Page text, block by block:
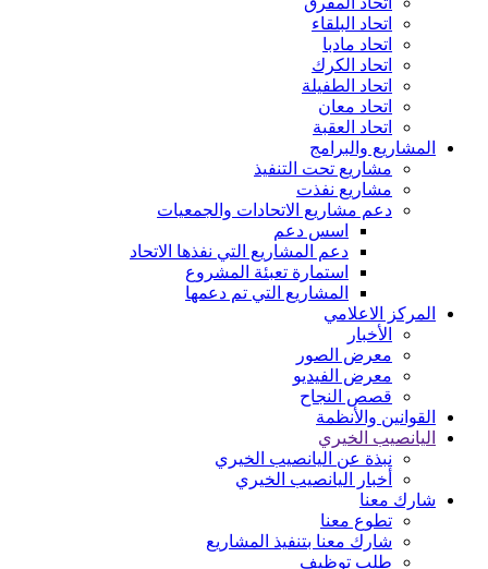
اتحاد البلقاء
اتحاد مادبا
اتحاد الكرك
اتحاد الطفيلة
اتحاد معان
اتحاد العقبة
المشاريع والبرامج
مشاريع تحت التنفيذ
مشاريع نفذت
دعم مشاريع الاتحادات والجمعيات
اسس دعم
دعم المشاريع التي نفذها الاتحاد
استمارة تعبئة المشروع
المشاريع التي تم دعمها
المركز الاعلامي
الأخبار
معرض الصور
معرض الفيديو
قصص النجاح
القوانين والأنظمة
اليانصيب الخيري
نبذة عن اليانصيب الخيري
أخبار اليانصيب الخيري
شارك معنا
تطوع معنا
شارك معنا بتنفيذ المشاريع
طلب توظيف